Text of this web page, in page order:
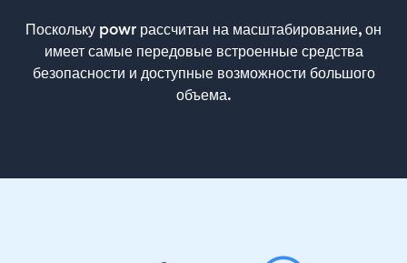
Поскольку powr рассчитан на масштабирование, он
имеет самые передовые встроенные средства
безопасности и доступные возможности большого
объема.